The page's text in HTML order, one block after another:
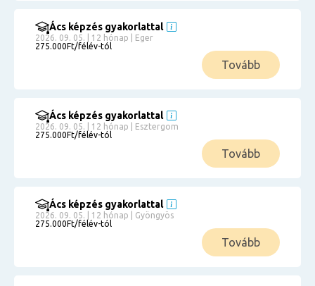
Ács képzés gyakorlattal
2026. 09. 05. | 12 hónap | Eger
275.000Ft/félév-tól
Tovább
Ács képzés gyakorlattal
2026. 09. 05. | 12 hónap | Esztergom
275.000Ft/félév-tól
Tovább
Ács képzés gyakorlattal
2026. 09. 05. | 12 hónap | Gyöngyös
275.000Ft/félév-tól
Tovább